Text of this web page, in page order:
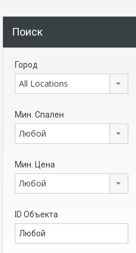
Поиск
Город
All Locations
Мин. Спален
Любой
Мин. Цена
Любой
ID Объекта